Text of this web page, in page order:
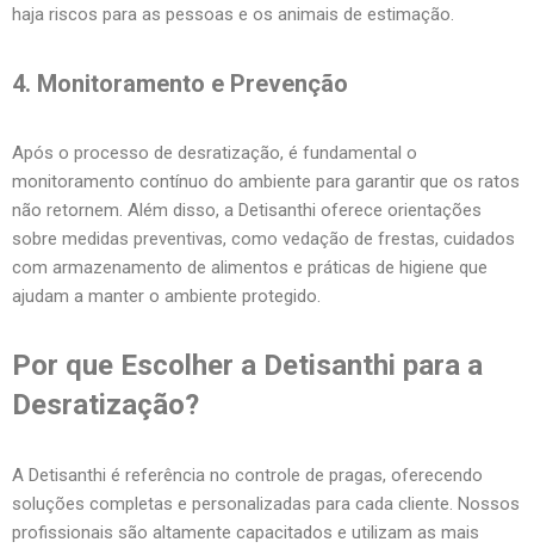
haja riscos para as pessoas e os animais de estimação.
4. Monitoramento e Prevenção
Após o processo de desratização, é fundamental o
monitoramento contínuo do ambiente para garantir que os ratos
não retornem. Além disso, a Detisanthi oferece orientações
sobre medidas preventivas, como vedação de frestas, cuidados
com armazenamento de alimentos e práticas de higiene que
ajudam a manter o ambiente protegido.
Por que Escolher a Detisanthi para a
Desratização?
A Detisanthi é referência no controle de pragas, oferecendo
soluções completas e personalizadas para cada cliente. Nossos
profissionais são altamente capacitados e utilizam as mais